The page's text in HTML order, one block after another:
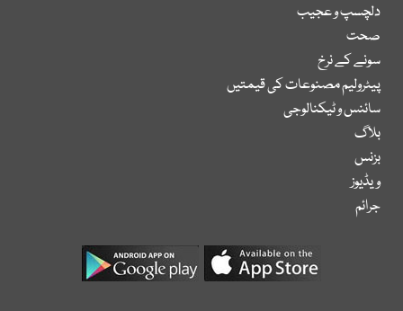
دلچسپ و عجیب
صحت
سونے کے نرخ
پیٹرولیم مصنوعات کی قیمتیں
سائنس و ٹیکنالوجی
بلاگ
بزنس
ویڈیوز
جرائم